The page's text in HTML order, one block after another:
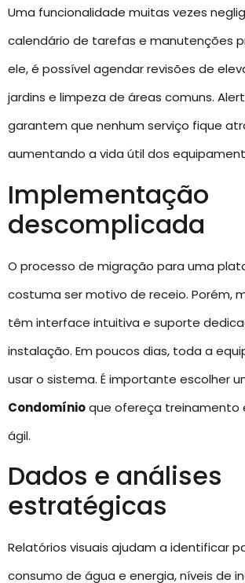
Uma funcionalidade muitas vezes
calendário de tarefas e manutenções
ele, é possível agendar revisões de
jardins e limpeza de áreas comuns.
garantem que nenhum serviço fique
aumentando a vida útil dos
Implementação
descomplicada
O processo de migração para uma
costuma ser motivo de receio. Porém,
têm interface intuitiva e suporte
instalação. Em poucos dias, toda a
usar o sistema. É importante escolher
Condomínioque ofereça treinamento
ágil.
Dados e análises
estratégicas
Relatórios visuais ajudam a identificar
consumo de água e energia, níveis de